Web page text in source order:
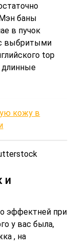
баны
в пучок
выбритыми
top
длинные
кожу в
и
эффектней при
у вас была,
, на